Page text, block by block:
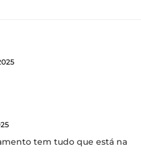
tem tudo que está na